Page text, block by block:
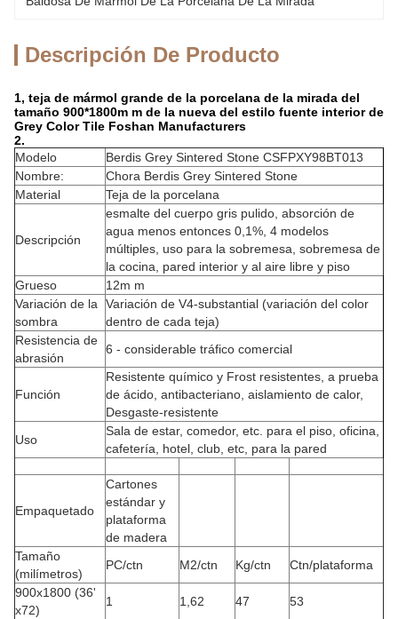
Descripción De Producto
1, teja de mármol grande de la porcelana de la mirada del
tamaño 900*1800m m de la nueva del estilo fuente interior de
Grey Color Tile Foshan Manufacturers
2.
Modelo
Berdis Grey Sintered Stone CSFPXY98BT013
Nombre:
Chora Berdis Grey Sintered Stone
Material
Teja de la porcelana
Descripción
esmalte del cuerpo gris pulido, absorción de
agua menos entonces 0,1%, 4 modelos
múltiples, uso para la sobremesa, sobremesa de
la cocina, pared interior y al aire libre y piso
Grueso
12m m
Variación de la
sombra
Variación de V4-substantial (variación del color
dentro de cada teja)
Resistencia de
abrasión
6 - considerable tráfico comercial
Función
Resistente químico y Frost resistentes, a prueba
de ácido, antibacteriano, aislamiento de calor,
Desgaste-resistente
Uso
Sala de estar, comedor, etc. para el piso, oficina,
cafetería, hotel, club, etc, para la pared
Empaquetado
Cartones
estándar y
plataforma
de madera
Tamaño
(milímetros)
PC/ctn M2/ctn Kg/ctn
Ctn/plataforma
900x1800 (36'
x72)
1 1,62 47
53